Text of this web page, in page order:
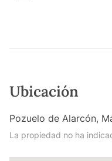
Ubicación
Pozuelo de Alarcón,
La propiedad no ha